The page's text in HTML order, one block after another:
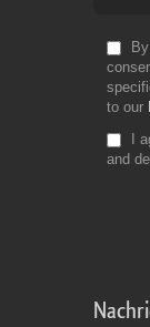
to our
I
and